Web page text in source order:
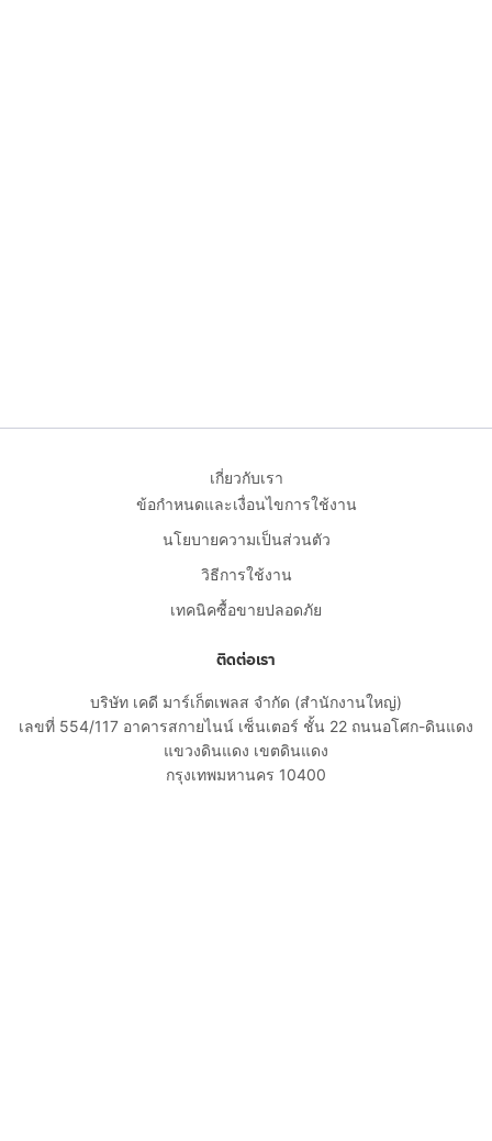
เกี่ยวกับเรา
ข้อกำหนดและเงื่อนไขการใช้งาน
นโยบายความเป็นส่วนตัว
วิธีการใช้งาน
เทคนิคซื้อขายปลอดภัย
ติดต่อเรา
บริษัท เคดี มาร์เก็ตเพลส จำกัด (สำนักงานใหญ่)
เลขที่ 554/117 อาคารสกายไนน์ เซ็นเตอร์ ชั้น 22 ถนนอโศก-ดินแดง
แขวงดินแดง เขตดินแดง
กรุงเทพมหานคร 10400